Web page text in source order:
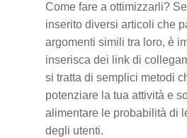
Come fare a ottimizzarli?
inserito diversi articoli che
argomenti simili tra loro, è
inserisca dei link di
si tratta di semplici metodi
potenziare la tua attività e
alimentare le probabilità di
degli utenti.